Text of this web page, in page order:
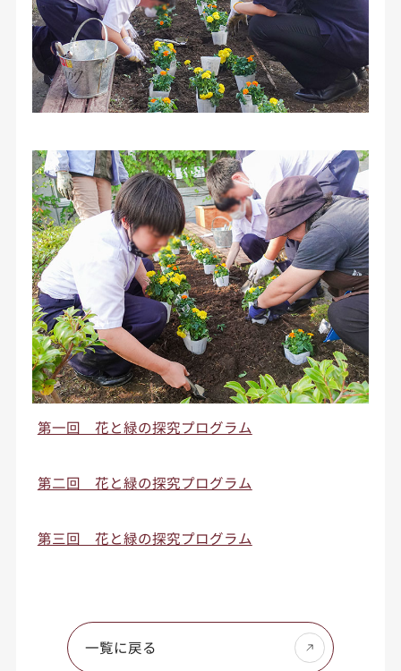
第一回 花と緑の探究プログラム
第二回 花と緑の探究プログラム
第三回 花と緑の探究プログラム
一覧に戻る